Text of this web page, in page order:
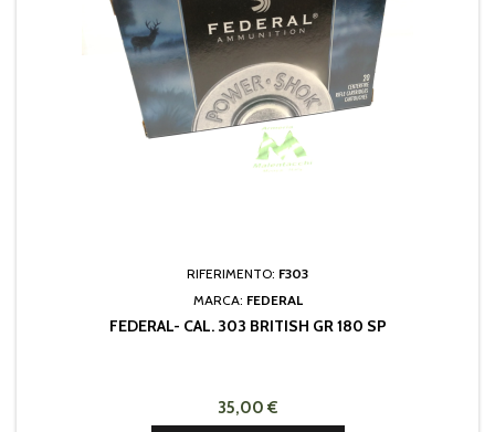
RIFERIMENTO: F303
MARCA: FEDERAL
FEDERAL- CAL. 303 BRITISH GR 180 SP
35,00 €